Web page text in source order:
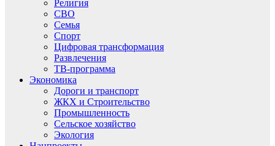
Религия
СВО
Семья
Спорт
Цифровая трансформация
Развлечения
ТВ-программа
Экономика
Дороги и транспорт
ЖКХ и Строительство
Промышленность
Сельское хозяйство
Экология